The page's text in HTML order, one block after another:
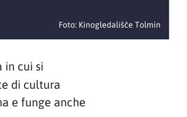
Foto: Kinogledališče Tolmin
in cui si
di cultura
e funge anche